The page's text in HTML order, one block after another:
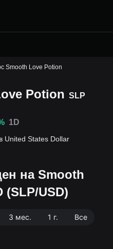
Smooth Love Potion
Potion SLP
1D
United States Dollar
на Smooth
(SLP/USD)
3 мес. 1 г. Все